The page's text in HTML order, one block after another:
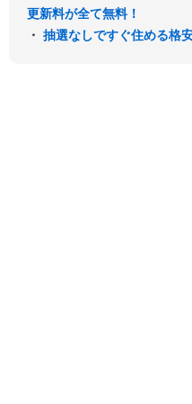
更新料が全て無料！
・ 抽選なしですぐ住める格